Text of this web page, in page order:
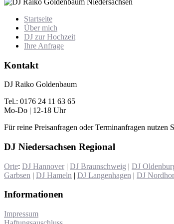
Startseite
Über mich
DJ zur Hochzeit
Ihre Anfrage
Kontakt
DJ Raiko Goldenbaum
Tel.: 0176 24 11 63 65
Mo-Do | 12-18 Uhr
Für reine Preisanfragen oder Terminanfragen nutzen
DJ Niedersachsen Regional
Orte: DJ Hannover | DJ Braunschweig | DJ
Garbsen | DJ Hameln | DJ Langenhagen | DJ
Informationen
Impressum